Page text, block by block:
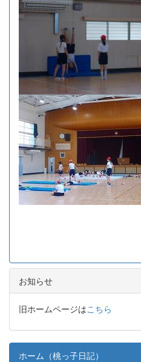
お知らせ
旧ホームページはこちら
ホーム（桃っ子日記）